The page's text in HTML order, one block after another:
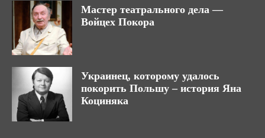
Мастер театрального дела —
Войцех Покора
Украинец, которому удалось
покорить Польшу – история Яна
Коциняка